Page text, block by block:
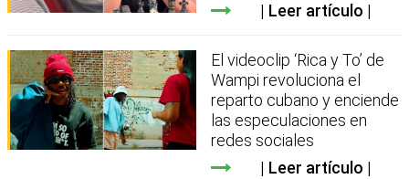
Leer artículo
El videoclip ‘Rica y To’ de
Wampi revoluciona el
reparto cubano y enciende
las especulaciones en
redes sociales
Leer artículo